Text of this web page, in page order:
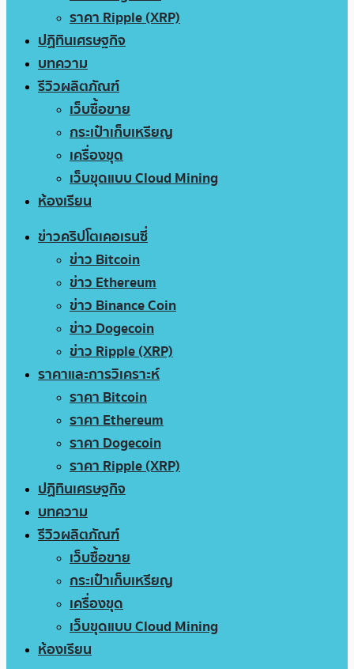
ราคา Ripple (XRP)
ปฏิทินเศรษฐกิจ
บทความ
รีวิวผลิตภัณฑ์
เว็บซื้อขาย
กระเป๋าเก็บเหรียญ
เครื่องขุด
เว็บขุดแบบ Cloud Mining
ห้องเรียน
ข่าวคริปโตเคอเรนซี่
ข่าว Bitcoin
ข่าว Ethereum
ข่าว Binance Coin
ข่าว Dogecoin
ข่าว Ripple (XRP)
ราคาและการวิเคราะห์
ราคา Bitcoin
ราคา Ethereum
ราคา Dogecoin
ราคา Ripple (XRP)
ปฏิทินเศรษฐกิจ
บทความ
รีวิวผลิตภัณฑ์
เว็บซื้อขาย
กระเป๋าเก็บเหรียญ
เครื่องขุด
เว็บขุดแบบ Cloud Mining
ห้องเรียน